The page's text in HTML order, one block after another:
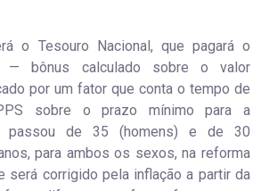
o Tesouro Nacional, que pagará o
— bônus calculado sobre o valor
por um fator que conta o tempo de
sobre o prazo mínimo para a
passou de 35 (homens) e de 30
para ambos os sexos, na reforma
será corrigido pela inflação a partir da